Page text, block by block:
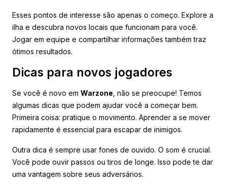
Esses pontos de interesse são apenas o começo. Explore a
ilha e descubra novos locais que funcionam para você.
Jogar em equipe e compartilhar informações também traz
ótimos resultados.
Dicas para novos jogadores
Se você é novo em Warzone , não se preocupe! Temos
algumas dicas que podem ajudar você a começar bem.
Primeira coisa: pratique o movimento. Aprender a se mover
rapidamente é essencial para escapar de inimigos.
Outra dica é sempre usar fones de ouvido. O som é crucial.
Você pode ouvir passos ou tiros de longe. Isso pode te dar
uma vantagem sobre seus adversários.